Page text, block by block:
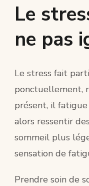
Le
ne pas
Le stress fait
ponctuellement,
présent, il
alors ressentir
sommeil plus
sensation de
Prendre soin de